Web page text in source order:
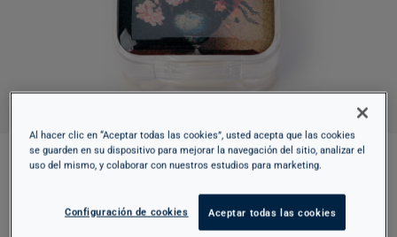
Al hacer clic en “Aceptar todas las cookies”, usted acepta que las cookies
se guarden en su dispositivo para mejorar la navegación del sitio, analizar el
uso del mismo, y colaborar con nuestros estudios para marketing.
Configuración de cookies Aceptar todas las cookies